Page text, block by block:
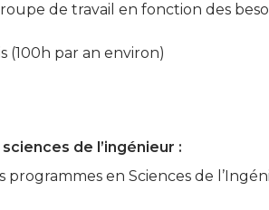
de travail en fonction des
(100h par an environ)
de l’ingénieur :
en Sciences de